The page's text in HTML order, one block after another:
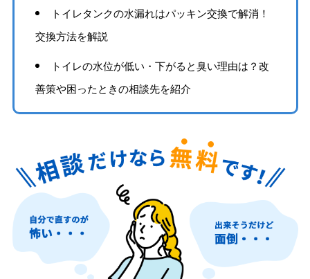
トイレタンクの水漏れはパッキン交換で解消！
交換方法を解説
トイレの水位が低い・下がると臭い理由は？改
善策や困ったときの相談先を紹介